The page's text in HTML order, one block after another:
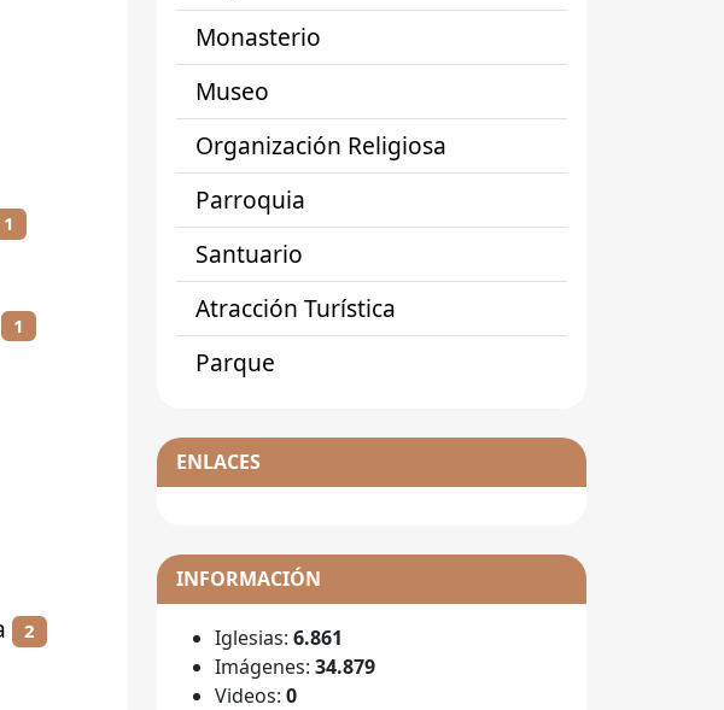
1
1
2
Monasterio
Museo
Organización Religiosa
Parroquia
Santuario
Atracción Turística
Parque
ENLACES
INFORMACIÓN
Iglesias: 6.861
Imágenes: 34.879
Videos: 0